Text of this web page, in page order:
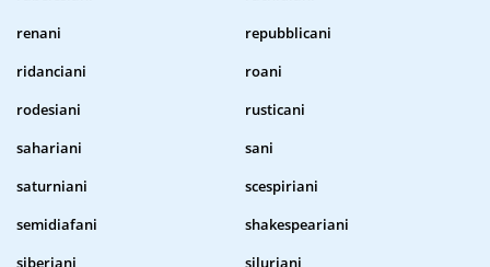
renani
repubblicani
ridanciani
roani
rodesiani
rusticani
sahariani
sani
saturniani
scespiriani
semidiafani
shakespeariani
siberiani
siluriani